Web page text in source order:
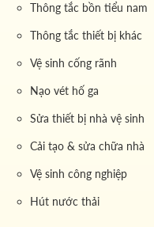
Thông tắc bồn tiểu nam
Thông tắc thiết bị khác
Vệ sinh cống rãnh
Nạo vét hố ga
Sửa thiết bị nhà vệ sinh
Cải tạo & sửa chữa nhà
Vệ sinh công nghiệp
Hút nước thải